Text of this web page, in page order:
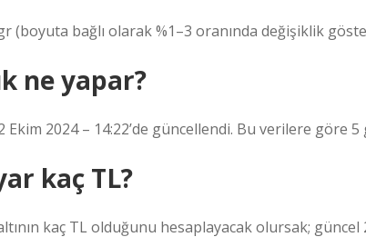
(boyuta bağlı olarak %1–3 oranında değişiklik
ne yapar?
2024 – 14:22’de güncellendi. Bu verilere göre 5
kaç TL?
kaç TL olduğunu hesaplayacak olursak; güncel